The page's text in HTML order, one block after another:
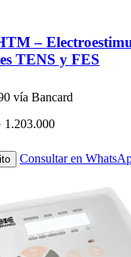
–
TENS y FES
vía Bancard
Consultar en